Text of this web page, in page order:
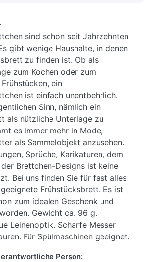
sind schon seit Jahrzehnten
gibt wenige Haushalte, in denen
zu finden ist. Ob als
zum Kochen oder zum
ein
ist einfach unentbehrlich.
Sinn, nämlich ein
als nützliche Unterlage zu
es immer mehr in Mode,
als Sammelobjekt anzusehen.
Sprüche, Karikaturen, dem
Brettchen-Designs ist keine
Bei uns finden Sie für fast alles
Frühstücksbrett. Es ist
zum idealen Geschenk und
Gewicht ca. 96 g.
Leinenoptik. Scharfe Messer
Für Spülmaschinen geeignet.
Person: